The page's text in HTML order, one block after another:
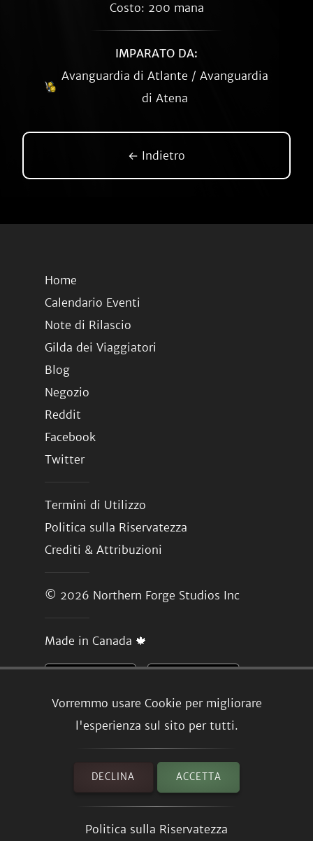
Vorremmo usare Cookie per migliorare
l'esperienza sul sito per tutti.
DECLINA ACCETTA
Politica sulla Riservatezza
Costo: 200 mana
IMPARATO DA:
Avanguardia di Atlante / Avanguardia
di Atena
← Indietro
Home
Calendario Eventi
Note di Rilascio
Gilda dei Viaggiatori
Blog
Negozio
Reddit
Facebook
Twitter
Termini di Utilizzo
Politica sulla Riservatezza
Crediti & Attribuzioni
© 2026 Northern Forge Studios Inc
Made in Canada 🍁